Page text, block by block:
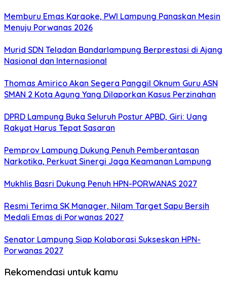
Memburu Emas Karaoke, PWI Lampung Panaskan Mesin
Menuju Porwanas 2026
Murid SDN Teladan Bandarlampung Berprestasi di Ajang
Nasional dan Internasional
Thomas Amirico Akan Segera Panggil Oknum Guru ASN
SMAN 2 Kota Agung Yang Dilaporkan Kasus Perzinahan
DPRD Lampung Buka Seluruh Postur APBD, Giri: Uang
Rakyat Harus Tepat Sasaran
Pemprov Lampung Dukung Penuh Pemberantasan
Narkotika, Perkuat Sinergi Jaga Keamanan Lampung
Mukhlis Basri Dukung Penuh HPN-PORWANAS 2027
Resmi Terima SK Manager, Nilam Target Sapu Bersih
Medali Emas di Porwanas 2027
Senator Lampung Siap Kolaborasi Sukseskan HPN-
Porwanas 2027
Rekomendasi untuk kamu